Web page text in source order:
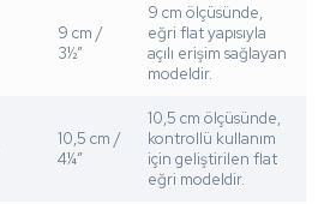
9 cm /
3½”
9 cm ölçüsünde,
eğri flat yapısıyla
açılı erişim sağlayan
modeldir.
10,5 cm /
4¼”
10,5 cm ölçüsünde,
kontrollü kullanım
için geliştirilen flat
eğri modeldir.